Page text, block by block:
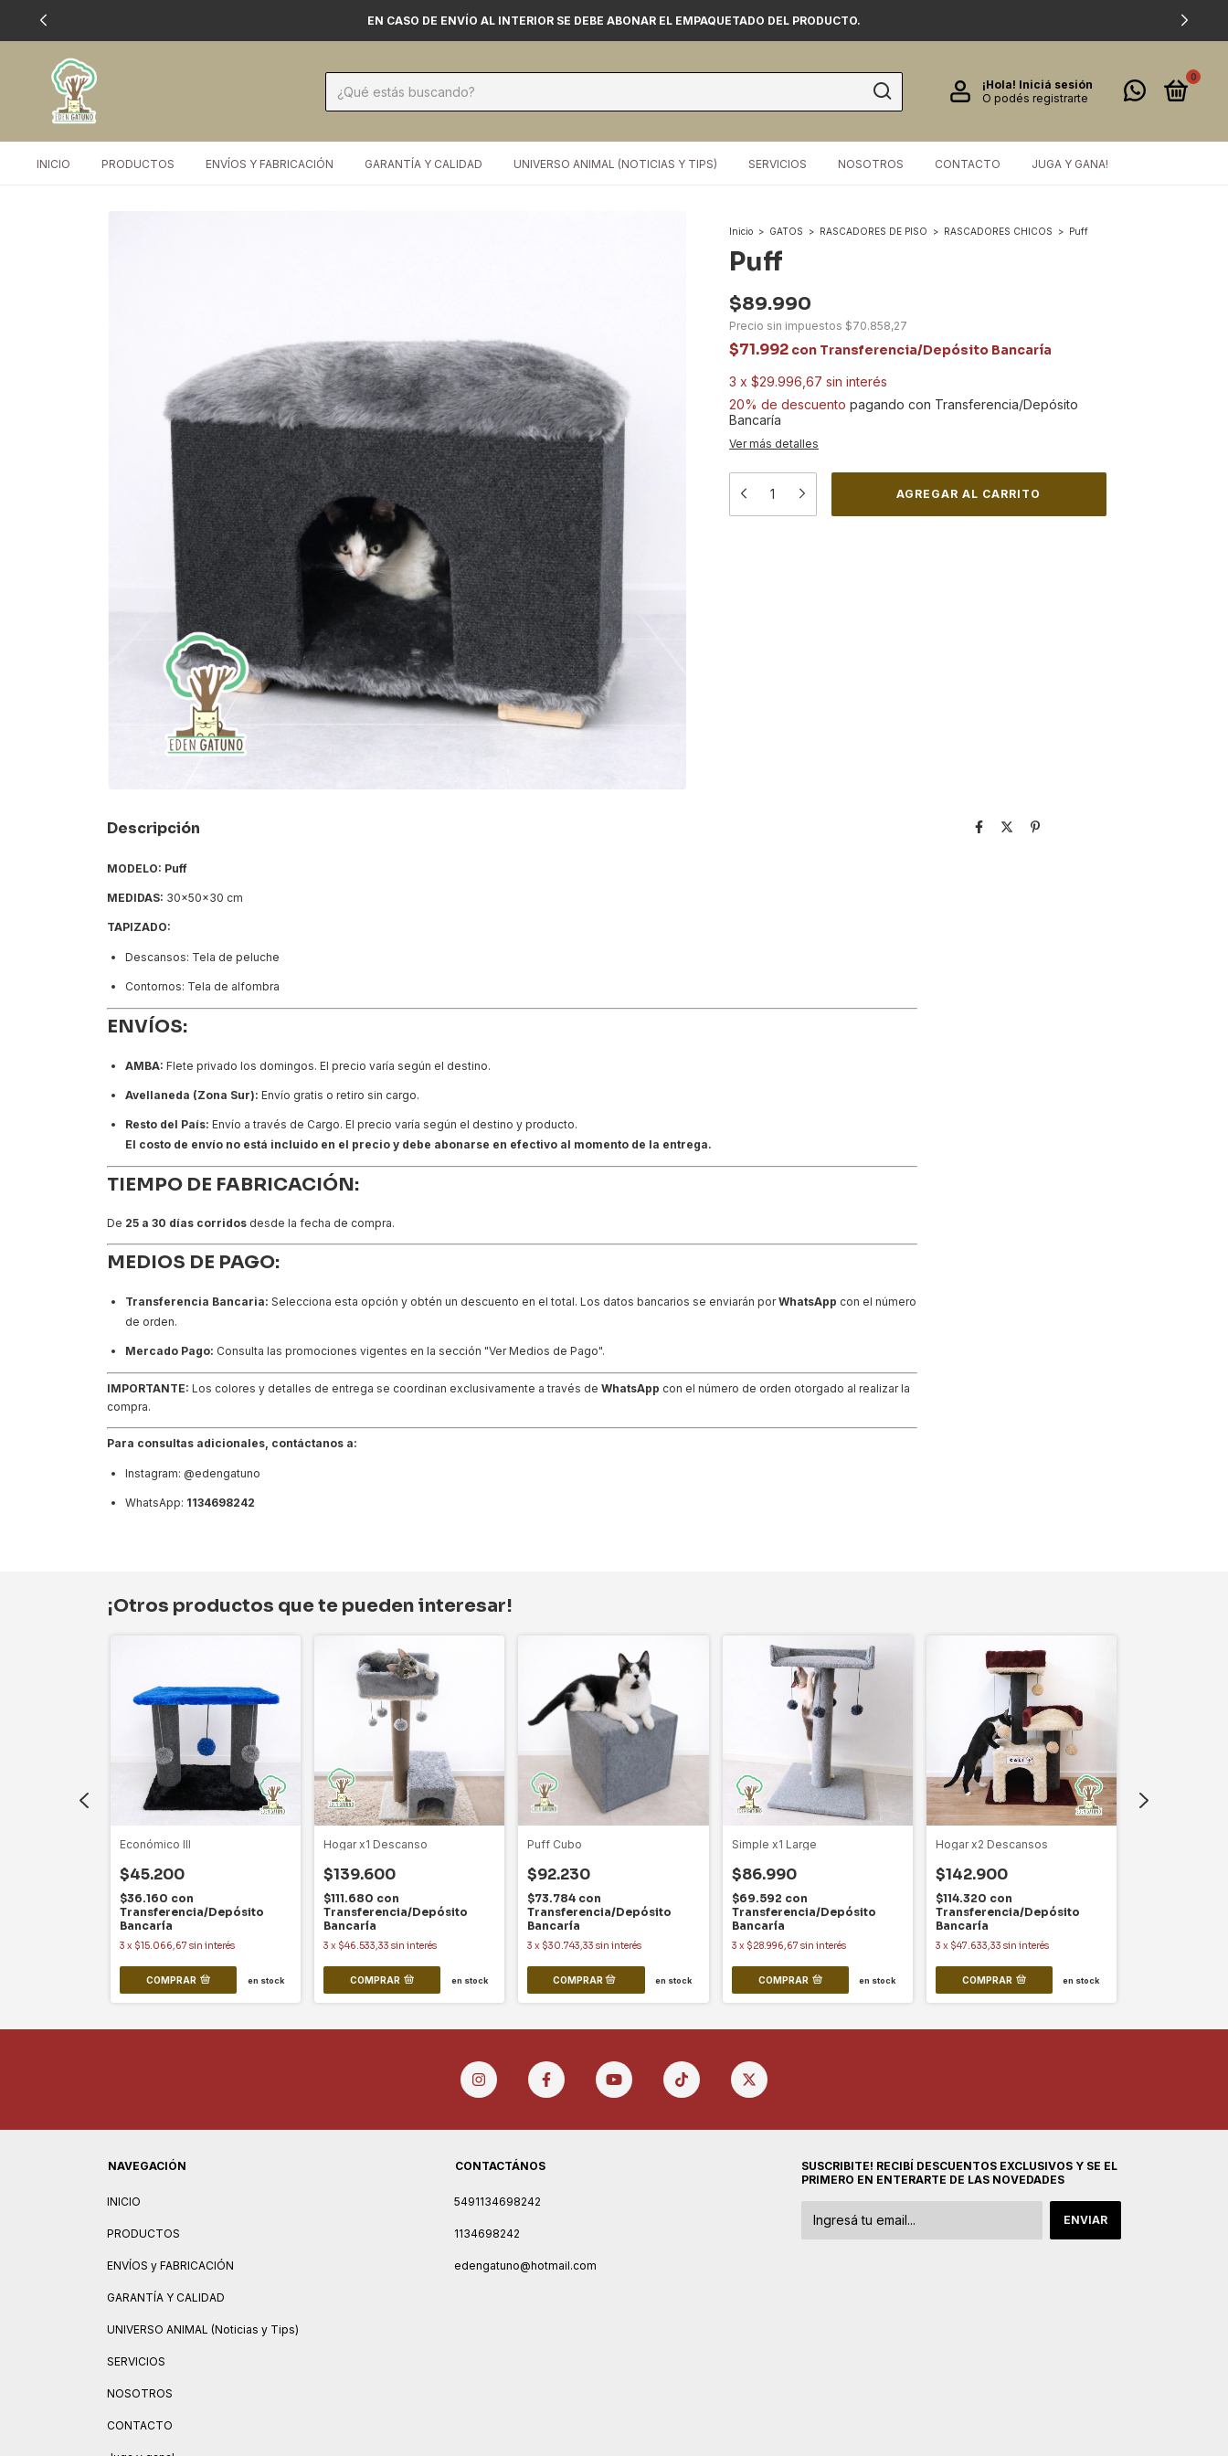
EN CASO DE ENVÍO AL INTERIOR SE DEBE ABONAR EL EMPAQUETADO DEL PRODUCTO.
¡Hola! Iniciá sesión
O podés registrarte
0
INICIO PRODUCTOS ENVÍOS Y FABRICACIÓN GARANTÍA Y CALIDAD UNIVERSO ANIMAL (NOTICIAS Y TIPS) SERVICIOS NOSOTROS CONTACTO JUGA Y GANA!
Inicio > GATOS > RASCADORES DE PISO > RASCADORES CHICOS > Puff
Puff
$89.990
Precio sin impuestos $70.858,27
$71.992 con Transferencia/Depósito Bancaría
3 x $29.996,67 sin interés
20% de descuento pagando con Transferencia/Depósito
Bancaría
Ver más detalles
Descripción
MODELO: Puff
MEDIDAS: 30x50x30 cm
TAPIZADO:
Descansos: Tela de peluche
Contornos: Tela de alfombra
ENVÍOS:
AMBA: Flete privado los domingos. El precio varía según el destino.
Avellaneda (Zona Sur): Envío gratis o retiro sin cargo.
Resto del País: Envío a través de Cargo. El precio varía según el destino y producto.
El costo de envío no está incluido en el precio y debe abonarse en efectivo al momento de la entrega.
TIEMPO DE FABRICACIÓN:
De 25 a 30 días corridos desde la fecha de compra.
MEDIOS DE PAGO:
Transferencia Bancaria: Selecciona esta opción y obtén un descuento en el total. Los datos bancarios se enviarán porWhatsApp con el número
de orden.
Mercado Pago: Consulta las promociones vigentes en la sección "Ver Medios de Pago".
IMPORTANTE: Los colores y detalles de entrega se coordinan exclusivamente a través de WhatsApp con el número de orden otorgado al realizar la
compra.
Para consultas adicionales, contáctanos a:
Instagram: @edengatuno
WhatsApp: 1134698242
¡Otros productos que te pueden interesar!
Económico III
$45.200
$36.160 con
Transferencia/Depósito
Bancaría
3 x $15.066,67 sin interés
COMPRAR en stock
Hogar x1 Descanso
$139.600
$111.680 con
Transferencia/Depósito
Bancaría
3 x $46.533,33 sin interés
COMPRAR en stock
Puff Cubo
$92.230
$73.784 con
Transferencia/Depósito
Bancaría
3 x $30.743,33 sin interés
en stock
Simple x1 Large
$86.990
$69.592 con
Transferencia/Depósito
Bancaría
3 x $28.996,67 sin interés
COMPRAR en stock
Hogar x2 Descansos
$142.900
$114.320 con
Transferencia/Depósito
Bancaría
3 x $47.633,33 sin interés
COMPRAR en stock
NAVEGACIÓN
INICIO
PRODUCTOS
ENVÍOS y FABRICACIÓN
GARANTÍA Y CALIDAD
UNIVERSO ANIMAL (Noticias y Tips)
SERVICIOS
NOSOTROS
CONTACTO
CONTACTÁNOS
5491134698242
1134698242
edengatuno@hotmail.com
SUSCRIBITE! RECIBÍ DESCUENTOS EXCLUSIVOS Y SE EL
PRIMERO EN ENTERARTE DE LAS NOVEDADES